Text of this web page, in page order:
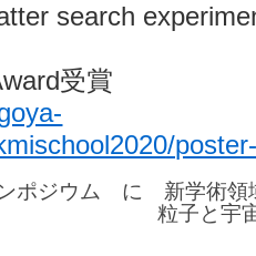
search
受賞
ポジウム に
新学術領
粒子と宇